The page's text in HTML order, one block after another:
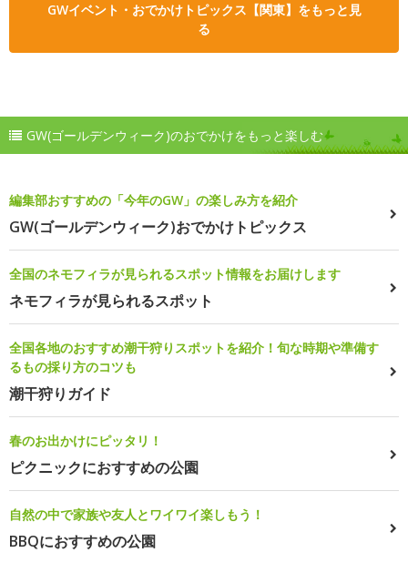
GWイベント・おでかけトピックス【関東】をもっと見
る
GW(ゴールデンウィーク)のおでかけをもっと楽しむ
編集部おすすめの「今年のGW」の楽しみ方を紹介
GW(ゴールデンウィーク)おでかけトピックス
全国のネモフィラが見られるスポット情報をお届けします
ネモフィラが見られるスポット
全国各地のおすすめ潮干狩りスポットを紹介！旬な時期や準備す
るもの採り方のコツも
潮干狩りガイド
春のお出かけにピッタリ！
ピクニックにおすすめの公園
自然の中で家族や友人とワイワイ楽しもう！
BBQにおすすめの公園